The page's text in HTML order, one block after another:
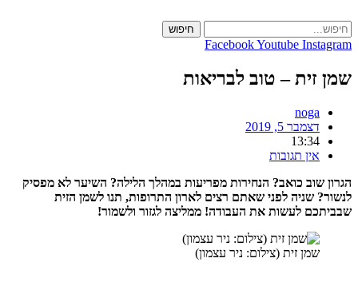
FacebookYoutube
– טוב לבריאות
noga
דצמבר 5, 2019
13:34
אין תגובות
שוב כואב? הנחירות מפריעות במהלך הלילה? השיער לא מפסיק
שניה לפני שאתם רצים לארון התרופות, תנו לשמן הזית
לעשות את העבודה! ממליצה לגזור ולשמור!
שמן זית (צילום: ניר עצמון)